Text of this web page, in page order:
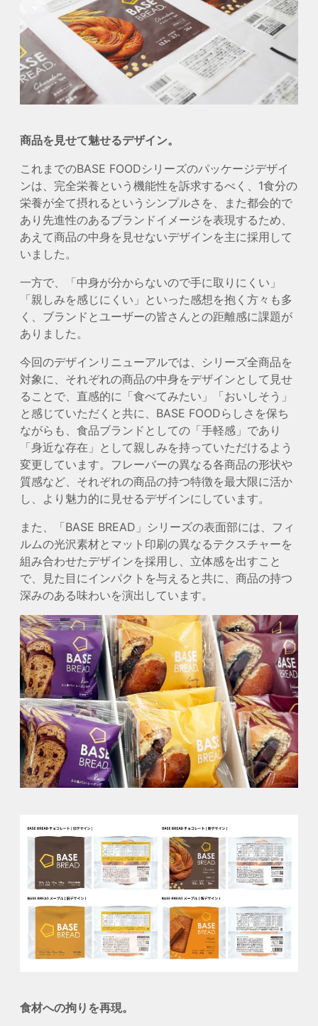
商品を見せて魅せるデザイン。
これまでのBASE FOODシリーズのパッケージデザイ
ンは、完全栄養という機能性を訴求するべく、1食分の
栄養が全て摂れるというシンプルさを、また都会的で
あり先進性のあるブランドイメージを表現するため、
あえて商品の中身を見せないデザインを主に採用して
いました。
一方で、「中身が分からないので手に取りにくい」
「親しみを感じにくい」といった感想を抱く方々も多
く、ブランドとユーザーの皆さんとの距離感に課題が
ありました。
今回のデザインリニューアルでは、シリーズ全商品を
対象に、それぞれの商品の中身をデザインとして見せ
ることで、直感的に「食べてみたい」「おいしそう」
と感じていただくと共に、BASE FOODらしさを保ち
ながらも、食品ブランドとしての「手軽感」であり
「身近な存在」として親しみを持っていただけるよう
変更しています。フレーバーの異なる各商品の形状や
質感など、それぞれの商品の持つ特徴を最大限に活か
し、より魅力的に見せるデザインにしています。
また、「BASE BREAD」シリーズの表面部には、フィ
ルムの光沢素材とマット印刷の異なるテクスチャーを
組み合わせたデザインを採用し、立体感を出すこと
で、見た目にインパクトを与えると共に、商品の持つ
深みのある味わいを演出しています。
食材への拘りを再現。